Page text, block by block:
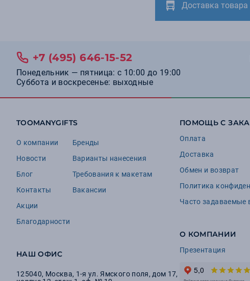
Доставка товара
+7 (495) 646-15-52
Понедельник — пятница: с 10:00 до 19:00
Суббота и воскресенье: выходные
TOOMANYGIFTS
О компании
Новости
Блог
Контакты
Акции
Благодарности
Бренды
Варианты нанесения
Требования к макетам
Вакансии
НАШ ОФИС
125040, Москва, 1-я ул. Ямского поля, дом 17,
ПОМОЩЬ С
Оплата
Доставка
Обмен и возврат
Политика
Часто задаваемые
О КОМПАНИИ
Презентация